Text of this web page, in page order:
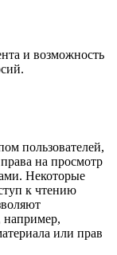
и возможность
пользователей,
на просмотр
Некоторые
к чтению
например,
или прав